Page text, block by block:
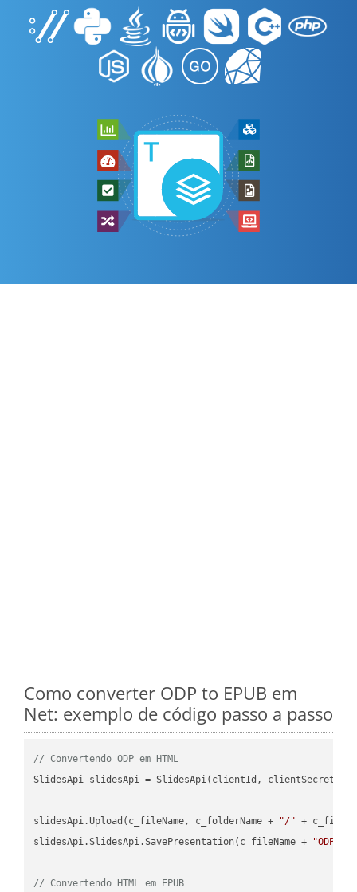
Como converter ODP to EPUB em
Net: exemplo de código passo a passo
// Convertendo ODP em HTML
SlidesApi slidesApi = SlidesApi(clientId, clientSecret);
slidesApi.Upload(c_fileName, c_folderName + "/" +
slidesApi.SlidesApi.SavePresentation(c_fileName +
"ODP"
// Convertendo HTML em EPUB